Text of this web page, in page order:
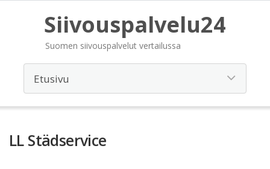
Siivouspalvelu24
Suomen siivouspalvelut vertailussa
LL Städservice